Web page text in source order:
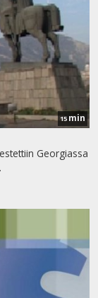
15 min
Georgiassa